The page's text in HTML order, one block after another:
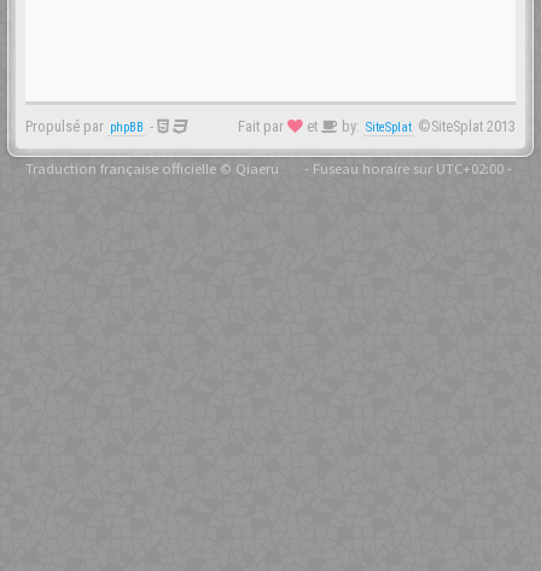
Propulsé par phpBB - Fait par et by: SiteSplat ©SiteSplat 2013
Traduction française officielle © Qiaeru - Fuseau horaire sur UTC+02:00-